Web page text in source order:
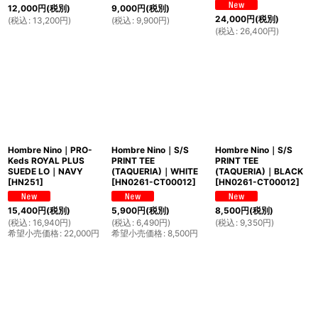
12,000円(税別)
(税込 : 13,200円)
9,000円(税別)
(税込 : 9,900円) 24,000円(税別)
(税込 : 26,400円)
Hombre Nino｜PRO-
Keds ROYAL PLUS
SUEDE LO｜NAVY
[HN251]
15,400円(税別)
(税込 : 16,940円)
希望小売価格: 22,000円
Hombre Nino｜S/S
PRINT TEE
(TAQUERIA)｜WHITE
[HN0261-CT00012]
5,900円(税別)
(税込 : 6,490円)
希望小売価格: 8,500円
Hombre Nino｜S/S
PRINT TEE
(TAQUERIA)｜BLACK
[HN0261-CT00012]
8,500円(税別)
(税込 : 9,350円)